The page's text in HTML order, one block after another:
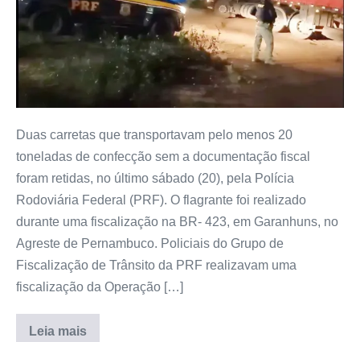
Duas carretas que transportavam pelo menos 20
toneladas de confecção sem a documentação fiscal
foram retidas, no último sábado (20), pela Polícia
Rodoviária Federal (PRF). O flagrante foi realizado
durante uma fiscalização na BR- 423, em Garanhuns, no
Agreste de Pernambuco. Policiais do Grupo de
Fiscalização de Trânsito da PRF realizavam uma
fiscalização da Operação […]
Leia mais